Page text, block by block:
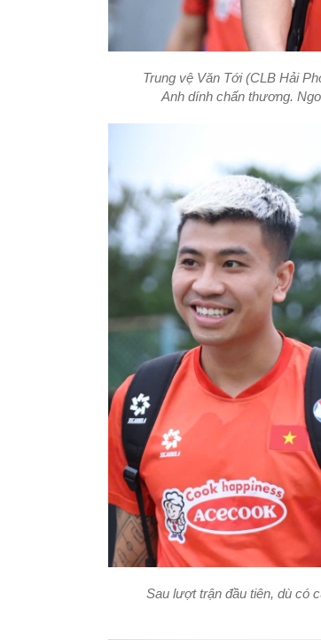
Trung vệ Văn Tới (CLB Hải
Anh dính chấn thương.
Sau lượt trận đầu tiên, dù có